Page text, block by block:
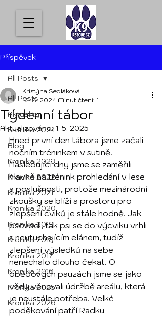
Příspěvek
All Posts
Aktuality
Kronika 2024
Blog
Kronika 2023
Kronika 2022
Kronika 2021
Kronika 2020
Kronika 2019
Kronika 2018
Kronika 2017
Kronika 2016
Kronika 2025
Kronika 2026
All Posts
Týdenní tábor
Kristýna Sedláková
12. 8. 2024 Minut čtení: 1
Aktualizováno:1. 5. 2025
Hned první den tábora jsme začali
nočním tréninkem v sutině.
Následující dny jsme se zaměřili
hlavně na trénink prohledání v lese
a poslušnosti, protože mezinárodní
zkoušky se blíží a prostoru pro
zlepšení cviků je stále hodně. Jak
psovodi, tak psi se do výcviku vrhli
s neutuchajícím elánem, tudíž
zlepšení výsledků na sebe
nenechalo dlouho čekat. O
obědových pauzách jsme se jako
vždy věnovali údržbě areálu, která
je neustále potřeba. Velké
poděkování patří Radku